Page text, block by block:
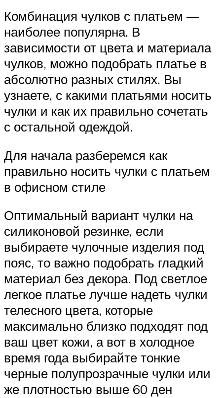
Комбинация чулков с платьем —
наиболее популярна. В
зависимости от цвета и материала
чулков, можно подобрать платье в
абсолютно разных стилях. Вы
узнаете, с какими платьями носить
чулки и как их правильно сочетать
с остальной одеждой.
Для начала разберемся как
правильно носить чулки с платьем
в офисном стиле
Оптимальный вариант чулки на
силиконовой резинке, если
выбираете чулочные изделия под
пояс, то важно подобрать гладкий
материал без декора. Под светлое
легкое платье лучше надеть чулки
телесного цвета, которые
максимально близко подходят под
ваш цвет кожи, а вот в холодное
время года выбирайте тонкие
черные полупрозрачные чулки или
же плотностью выше 60 ден